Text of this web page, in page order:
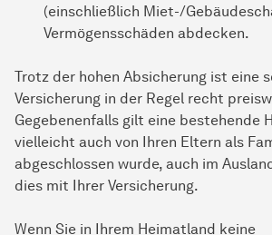
(einschließlich Miet-/
Vermögensschäden abdecken.
Trotz der hohen Absicherung ist eine
Versicherung in der Regel recht
Gegebenenfalls gilt eine bestehende
vielleicht auch von Ihren Eltern als
abgeschlossen wurde, auch im
dies mit Ihrer Versicherung.
Wenn Sie in Ihrem Heimatland keine